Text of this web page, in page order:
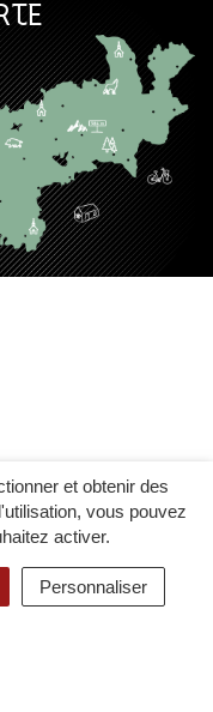
et obtenir des
vous pouvez
activer.
Personnaliser